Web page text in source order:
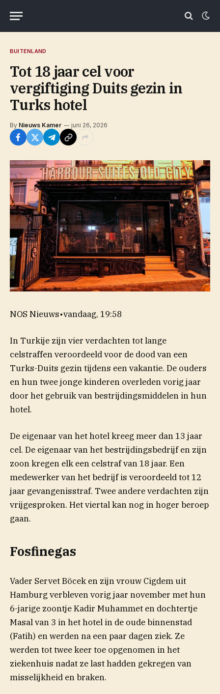
BUITENLAND
Tot 18 jaar cel voor
vergiftiging Duits gezin in
Turks hotel
By Nieuws Kamer juni 26, 2026
NOS Nieuws•vandaag, 19:58
In Turkije zijn vier verdachten tot lange
celstraffen veroordeeld voor de dood van een
Turks-Duits gezin tijdens een vakantie. De ouders
en hun twee jonge kinderen overleden vorig jaar
door het gebruik van bestrijdingsmiddelen in hun
hotel.
De eigenaar van het hotel kreeg meer dan 13 jaar
cel. De eigenaar van het bestrijdingsbedrijf en zijn
zoon kregen elk een celstraf van 18 jaar. Een
medewerker van het bedrijf is veroordeeld tot 12
jaar gevangenisstraf. Twee andere verdachten zijn
vrijgesproken. Het viertal kan nog in hoger beroep
gaan.
Fosfinegas
Vader Servet Böcek en zijn vrouw Cigdem uit
Hamburg verbleven vorig jaar november met hun
6-jarige zoontje Kadir Muhammet en dochtertje
Masal van 3 in het hotel in de oude binnenstad
(Fatih) en werden na een paar dagen ziek. Ze
werden tot twee keer toe opgenomen in het
ziekenhuis nadat ze last hadden gekregen van
misselijkheid en braken.